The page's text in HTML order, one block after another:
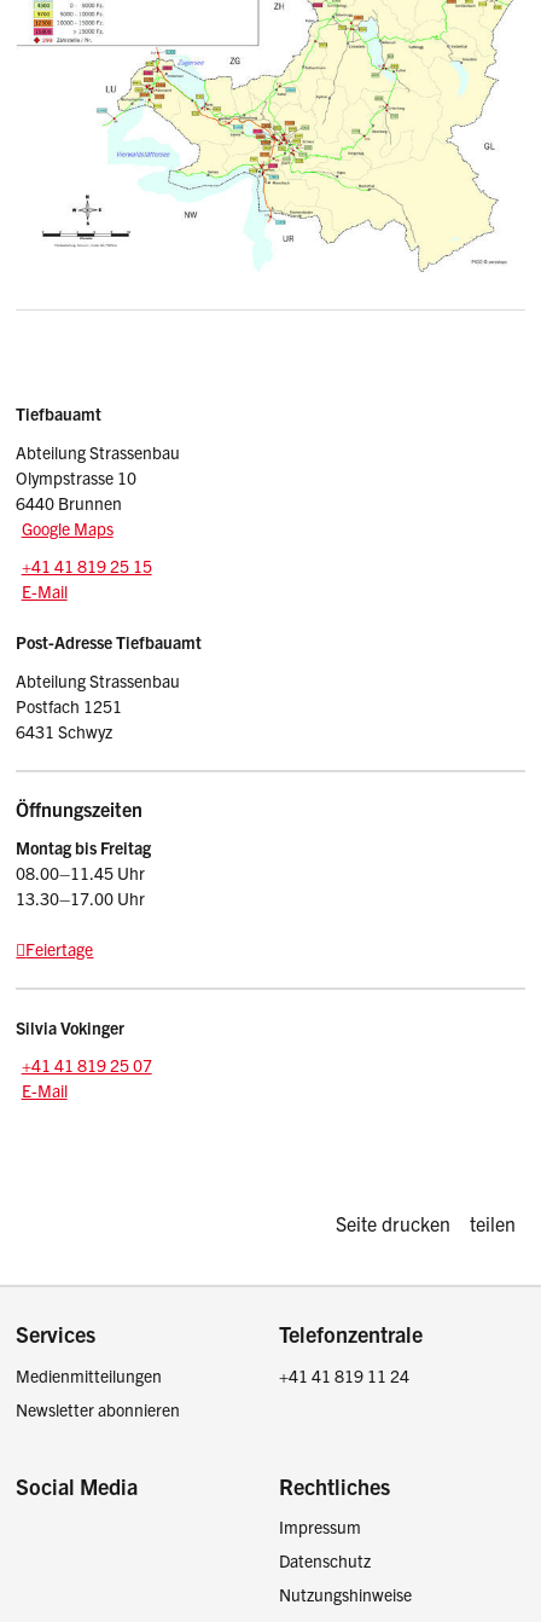
Sidebar
Adressen
Tiefbauamt
Abteilung Strassenbau
Olympstrasse 10
6440 Brunnen
Google Maps
Tel.:
+41 41 819 25 15
E-Mail: tba
E-Mail
Post-Adresse Tiefbauamt
Abteilung Strassenbau
Postfach 1251
6431 Schwyz
Öffnungszeiten
Montag bis Freitag
08.00–11.45 Uhr
13.30–17.00 Uhr
Feiertage
SilviaVokinger
Tel.:
+41 41 819 25 07
E-Mail: silvia.vokinger
E-Mail
Diese Seite
Seite drucken teilen
Footer
Services
Medienmitteilungen
Newsletter abonnieren
Telefonzentrale
+41 41 819 11 24
Social Media Rechtliches
Impressum
Datenschutz
Nutzungshinweise